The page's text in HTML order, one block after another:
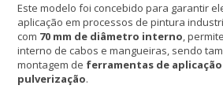
Este modelo foi concebido para garantir
aplicação em processos de pintura
com 70 mm de diâmetro interno,
interno de cabos e mangueiras, sendo
montagem de ferramentas de
pulverização.